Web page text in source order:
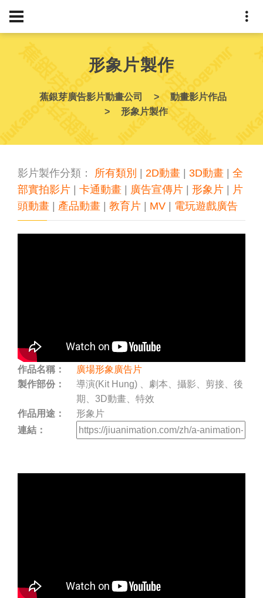
形象片製作
蕉銀芽廣告影片動畫公司
動畫影片作品
形象片製作
影片製作分類： 所有類別 2D動畫 3D動畫
全
部實拍影片
卡通動畫 廣告宣傳片 形象片
片
頭動畫
產品動畫 教育片 MV 電玩遊戲廣告
作品名稱：
廣場形象廣告片
製作部份：
導演(Kit Hung) 、劇本、攝影、剪接、後
期、3D動畫、特效
作品用途：
形象片
連結：